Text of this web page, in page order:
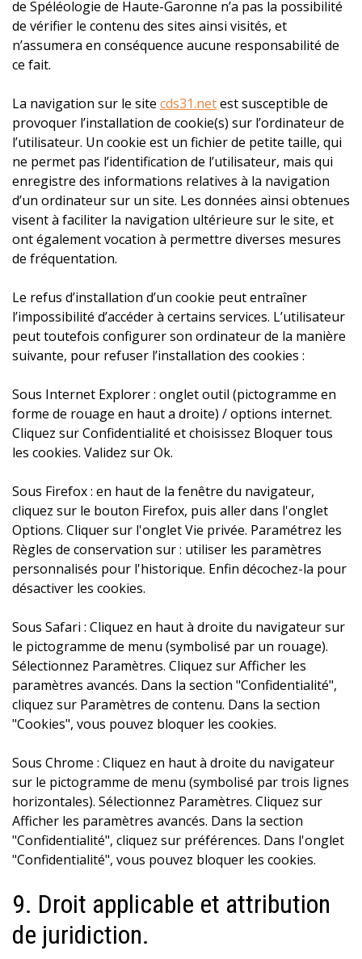
de Spéléologie de Haute-Garonne n’a pas la possibilité
de vérifier le contenu des sites ainsi visités, et
n’assumera en conséquence aucune responsabilité de
ce fait.
La navigation sur le site cds31.netest susceptible de
provoquer l’installation de cookie(s) sur l’ordinateur de
l’utilisateur. Un cookie est un fichier de petite taille, qui
ne permet pas l’identification de l’utilisateur, mais qui
enregistre des informations relatives à la navigation
d’un ordinateur sur un site. Les données ainsi obtenues
visent à faciliter la navigation ultérieure sur le site, et
ont également vocation à permettre diverses mesures
de fréquentation.
Le refus d’installation d’un cookie peut entraîner
l’impossibilité d’accéder à certains services. L’utilisateur
peut toutefois configurer son ordinateur de la manière
suivante, pour refuser l’installation des cookies :
Sous Internet Explorer : onglet outil (pictogramme en
forme de rouage en haut a droite) / options internet.
Cliquez sur Confidentialité et choisissez Bloquer tous
les cookies. Validez sur Ok.
Sous Firefox : en haut de la fenêtre du navigateur,
cliquez sur le bouton Firefox, puis aller dans l'onglet
Options. Cliquer sur l'onglet Vie privée. Paramétrez les
Règles de conservation sur : utiliser les paramètres
personnalisés pour l'historique. Enfin décochez-la pour
désactiver les cookies.
Sous Safari : Cliquez en haut à droite du navigateur sur
le pictogramme de menu (symbolisé par un rouage).
Sélectionnez Paramètres. Cliquez sur Afficher les
paramètres avancés. Dans la section "Confidentialité",
cliquez sur Paramètres de contenu. Dans la section
"Cookies", vous pouvez bloquer les cookies.
Sous Chrome : Cliquez en haut à droite du navigateur
sur le pictogramme de menu (symbolisé par trois lignes
horizontales). Sélectionnez Paramètres. Cliquez sur
Afficher les paramètres avancés. Dans la section
"Confidentialité", cliquez sur préférences. Dans l'onglet
"Confidentialité", vous pouvez bloquer les cookies.
9. Droit applicable et attribution
de juridiction.